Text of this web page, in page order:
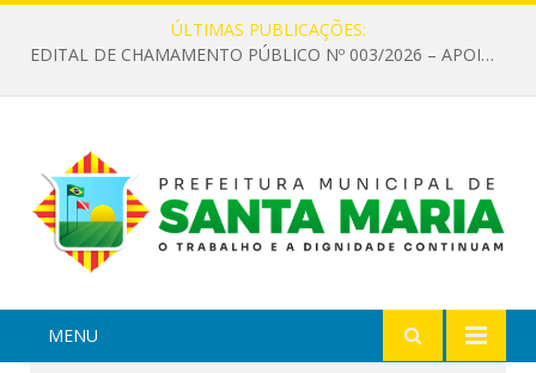
ÚLTIMAS PUBLICAÇÕES:
EDITAL DE CHAMAMENTO PÚBLICO Nº 003/2026 – APOIO À INFRAESTRUTURA CULTURAL
MENU